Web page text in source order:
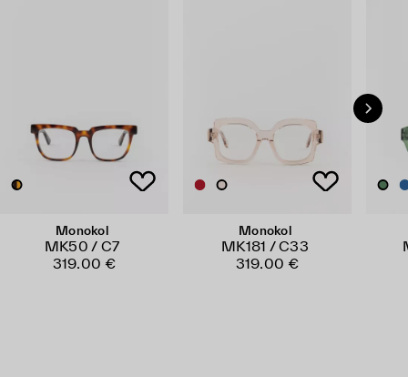
Monokol
MK50 / C7
319.00 €
Monokol
MK181 / C33
319.00 €